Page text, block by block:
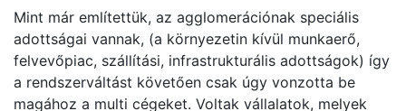
Mint már említettük, az agglomerációnak speciális
adottságai vannak, (a környezetin kívül munkaerő,
felvevőpiac, szállítási, infrastrukturális adottságok) így
a rendszerváltást követően csak úgy vonzotta be
magához a multi cégeket. Voltak vállalatok, melyek